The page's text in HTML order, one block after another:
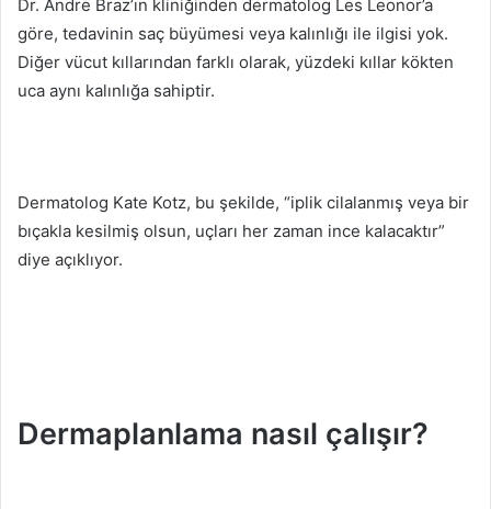
Dr. Andre Braz’ın kliniğinden dermatolog Les Leonor’a
göre, tedavinin saç büyümesi veya kalınlığı ile ilgisi yok.
Diğer vücut kıllarından farklı olarak, yüzdeki kıllar kökten
uca aynı kalınlığa sahiptir.
Dermatolog Kate Kotz, bu şekilde, “iplik cilalanmış veya bir
bıçakla kesilmiş olsun, uçları her zaman ince kalacaktır”
diye açıklıyor.
Dermaplanlama nasıl çalışır?